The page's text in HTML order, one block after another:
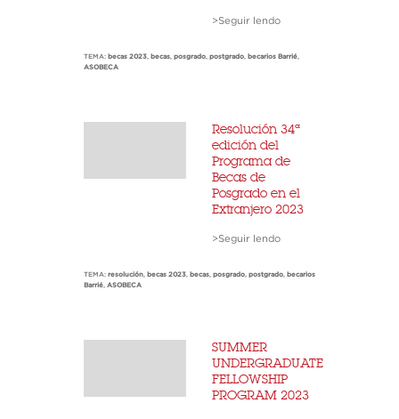
>Seguir lendo
TEMA: becas 2023, becas, posgrado, postgrado, becarios Barrié,
ASOBECA
Resolución 34ª
edición del
Programa de
Becas de
Posgrado en el
Extranjero 2023
>Seguir lendo
TEMA: resolución, becas 2023, becas, posgrado, postgrado, becarios
Barrié, ASOBECA
SUMMER
UNDERGRADUATE
FELLOWSHIP
PROGRAM 2023